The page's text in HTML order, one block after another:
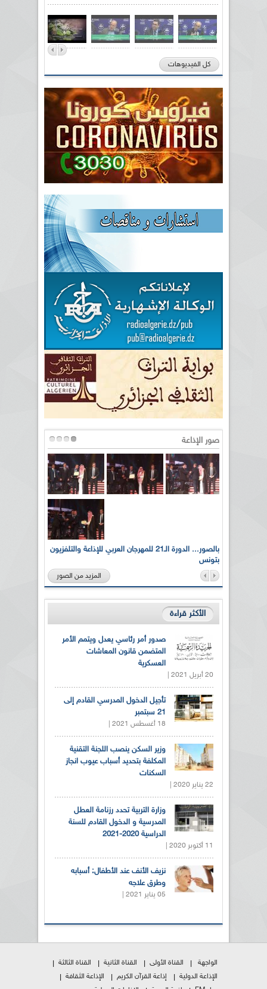
كل الفيديوهات
صور الإذاعة
بالصور... الدورة الـ21 للمهرجان العربي للإذاعة والتلفزيون
بتونس
المزيد من الصور
الأكثر قراءة
صدور أمر رئاسي يعدل ويتمم الأمر
المتضمن قانون المعاشات
العسكرية
20 أبريل 2021 |
تأجيل الدخول المدرسي القادم إلى
21 سبتمبر
18 أغسطس 2021 |
وزير السكن ينصب اللجنة التقنية
المكلفة بتحديد أسباب عيوب انجاز
السكنات
22 يناير 2020 |
وزارة التربية تحدد رزنامة العطل
المدرسية و الدخول القادم للسنة
الدراسية 2020-2021
11 أكتوبر 2020 |
نزيف الأنف عند الأطفال: أسبابه
وطرق علاجه
05 يناير 2021 |
الواجهة القناة الأولى القناة الثانية
القناة الثالثة
الإذاعة الدولية
إذاعة القرآن الكريم
الإذاعة الثقافة